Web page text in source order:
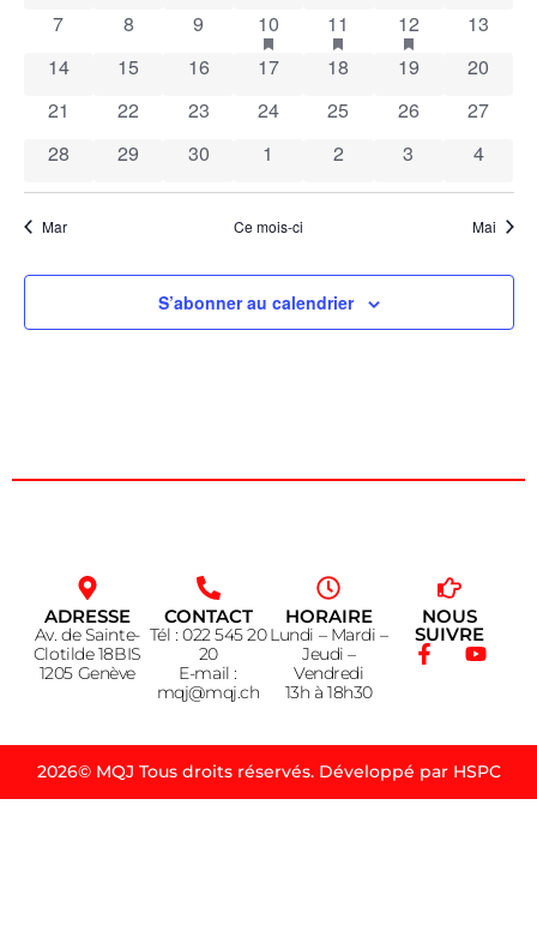
de
vues
Évènements
0 évènements
7 0 évènements
8 0 évènements
9 1 évènement
10has featured évènements
1 évènement
11has featured1 évènement
12has featured
0
13
0 évènements
14 0 évènements
15 0 évènements
16 0 évènements
17 0 évènements
18 0 évènements
19 0
20
0 évènements
21 0 évènements
22 0 évènements
23 0 évènements
24 0 évènements
25 0 évènements
26 0
27
0 évènements
28 0 évènements
29 0 évènements
30 0 évènements
1 0 évènements
2 0 évènements
3 0
4
Mar Ce mois-ci Mai
S’abonner au calendrier
ADRESSE
Av. de Sainte-
Clotilde 18BIS
1205 Genève
CONTACT
Tél : 022 545 20
20
E-mail :
mqj@mqj.ch
HORAIRE
Lundi – Mardi –
Jeudi –
Vendredi
13h à 18h30
NOUS
SUIVRE
2026© MQJ Tous droits réservés. Développé par HSPC